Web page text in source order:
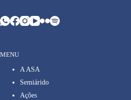
MENU
A ASA
Semiárido
Ações